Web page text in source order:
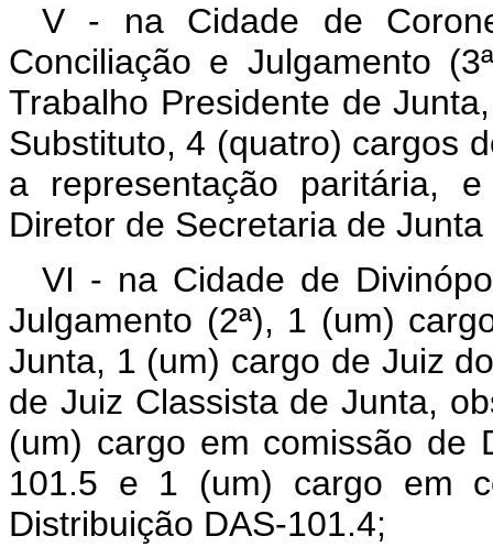
V - na Cidade de
Conciliação e Julgamento
Trabalho Presidente de
Substituto, 4 (quatro) cargos
a representação paritária,
Diretor de Secretaria de
VI - na Cidade de
Julgamento (2ª), 1 (um)
Junta, 1 (um) cargo de Juiz
de Juiz Classista de Junta,
(um) cargo em comissão de
101.5 e 1 (um) cargo em
Distribuição DAS-101.4;